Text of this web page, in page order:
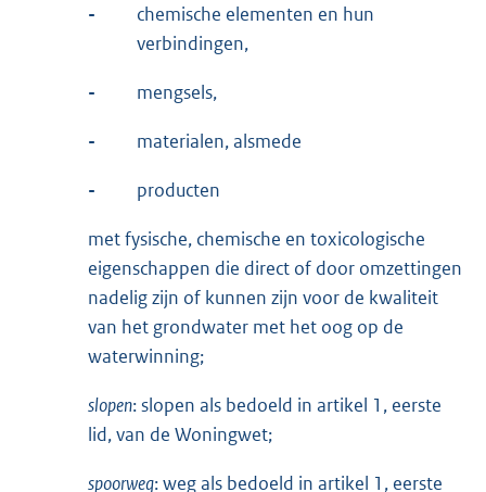
-
chemische elementen en hun
verbindingen,
- mengsels,
- materialen, alsmede
- producten
met fysische, chemische en toxicologische
eigenschappen die direct of door omzettingen
nadelig zijn of kunnen zijn voor de kwaliteit
van het grondwater met het oog op de
waterwinning;
slopen: slopen als bedoeld in artikel 1, eerste
lid, van de Woningwet;
spoorweg: weg als bedoeld in artikel 1, eerste